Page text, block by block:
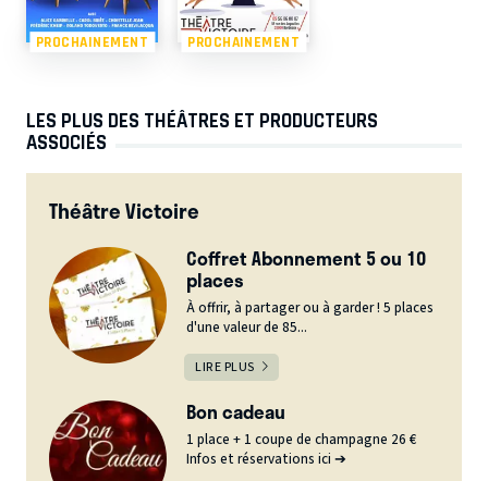
PROCHAINEMENT PROCHAINEMENT
LES PLUS DES THÉÂTRES ET PRODUCTEURS
ASSOCIÉS
Théâtre Victoire
Coffret Abonnement 5 ou 10
places
À offrir, à partager ou à garder ! 5 places
d'une valeur de 85...
LIRE PLUS
Bon cadeau
1 place + 1 coupe de champagne 26 €
Infos et réservations ici ➔